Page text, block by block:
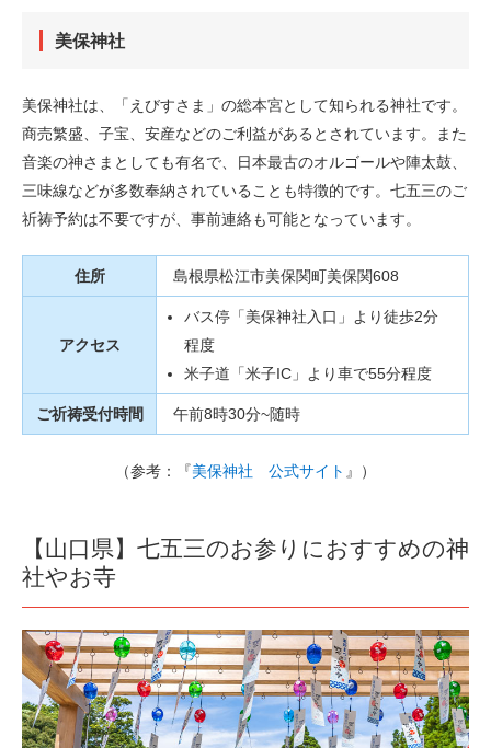
美保神社
美保神社は、「えびすさま」の総本宮として知られる神社です。
商売繁盛、子宝、安産などのご利益があるとされています。また
音楽の神さまとしても有名で、日本最古のオルゴールや陣太鼓、
三味線などが多数奉納されていることも特徴的です。七五三のご
祈祷予約は不要ですが、事前連絡も可能となっています。
住所 島根県松江市美保関町美保関608
アクセス
バス停「美保神社入口」より徒歩2分
程度
米子道「米子IC」より車で55分程度
ご祈祷受付時間 午前8時30分~随時
（参考：『美保神社 公式サイト 』）
【山口県】七五三のお参りにおすすめの神
社やお寺